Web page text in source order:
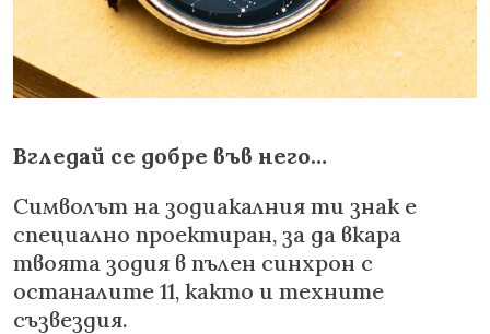
Вгледай се добре във него…
Символът на зодиакалния ти знак е
специално проектиран, за да вкара
твоята зодия в пълен синхрон с
останалите 11, както и техните
съзвездия.